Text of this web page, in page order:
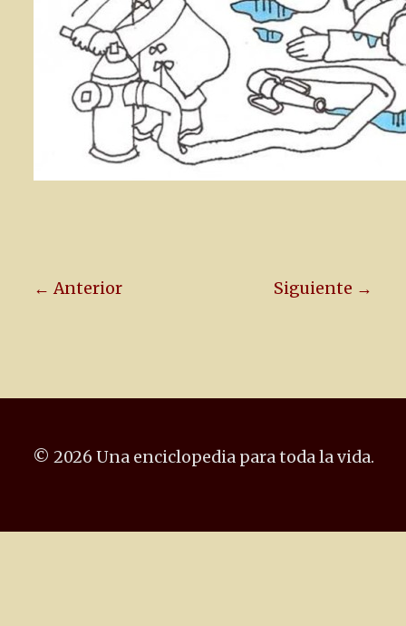
← Anterior Siguiente →
© 2026 Una enciclopedia para toda la vida.